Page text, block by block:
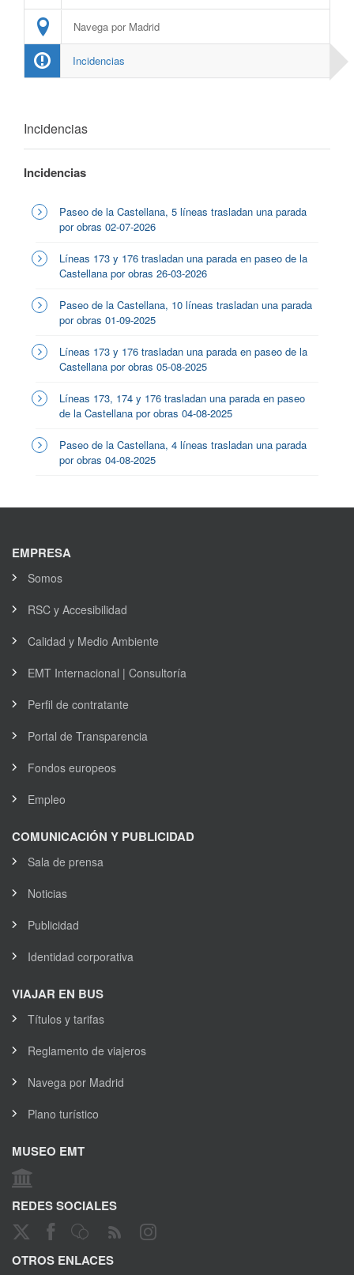
Navega por Madrid
Incidencias
Incidencias
Incidencias
Paseo de la Castellana, 5 líneas trasladan una parada
por obras 02-07-2026
Líneas 173 y 176 trasladan una parada en paseo de la
Castellana por obras 26-03-2026
Paseo de la Castellana, 10 líneas trasladan una parada
por obras 01-09-2025
Líneas 173 y 176 trasladan una parada en paseo de la
Castellana por obras 05-08-2025
Líneas 173, 174 y 176 trasladan una parada en paseo
de la Castellana por obras 04-08-2025
Paseo de la Castellana, 4 líneas trasladan una parada
por obras 04-08-2025
EMPRESA
Somos
RSC y Accesibilidad
Calidad y Medio Ambiente
EMT Internacional | Consultoría
Perfil de contratante
Portal de Transparencia
Fondos europeos
Empleo
COMUNICACIÓN Y PUBLICIDAD
Sala de prensa
Noticias
Publicidad
Identidad corporativa
VIAJAR EN BUS
Títulos y tarifas
Reglamento de viajeros
Navega por Madrid
Plano turístico
MUSEO EMT
REDES SOCIALES
OTROS ENLACES